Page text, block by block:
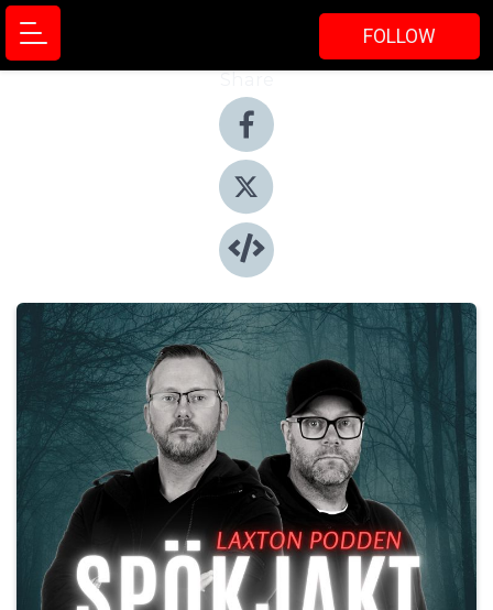
FOLLOW